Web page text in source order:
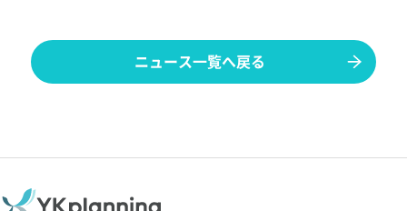
ニュース一覧へ戻る